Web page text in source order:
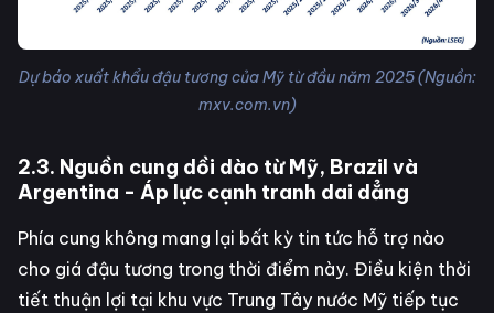
Dự báo xuất khẩu đậu tương của Mỹ từ đầu năm 2025 (Nguồn:
mxv.com.vn)
2.3. Nguồn cung dồi dào từ Mỹ, Brazil và
Argentina - Áp lực cạnh tranh dai dẳng
Phía cung không mang lại bất kỳ tin tức hỗ trợ nào
cho giá đậu tương trong thời điểm này. Điều kiện thời
tiết thuận lợi tại khu vực Trung Tây nước Mỹ tiếp tục